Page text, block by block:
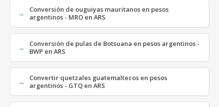
Conversión de ouguiyas mauritanos en pesos
argentinos - MRO en ARS
Conversión de pulas de Botsuana en pesos argentinos -
BWP en ARS
Convertir quetzales guatemaltecos en pesos
argentinos - GTQ en ARS